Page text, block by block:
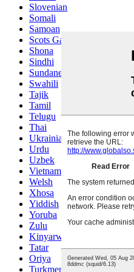
Slovenian
Somali
Samoan
Scots Gaelic
Shona
Sindhi
Sundanese
Swahili
Tajik
Tamil
Telugu
Thai
Ukrainian
Urdu
Uzbek
Vietnamese
Welsh
Xhosa
Yiddish
Yoruba
Zulu
Kinyarwanda
Tatar
Oriya
Turkmen